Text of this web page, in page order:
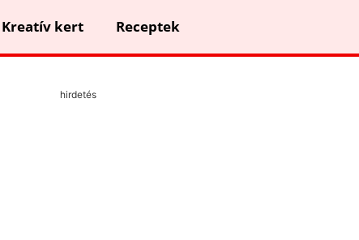
Kreatív kert Receptek
hirdetés